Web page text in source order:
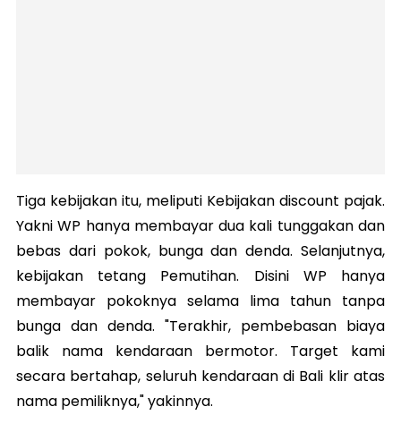
Tiga kebijakan itu, meliputi Kebijakan discount pajak.
Yakni WP hanya membayar dua kali tunggakan dan
bebas dari pokok, bunga dan denda. Selanjutnya,
kebijakan tetang Pemutihan. Disini WP hanya
membayar pokoknya selama lima tahun tanpa
bunga dan denda. "Terakhir, pembebasan biaya
balik nama kendaraan bermotor. Target kami
secara bertahap, seluruh kendaraan di Bali klir atas
nama pemiliknya," yakinnya.